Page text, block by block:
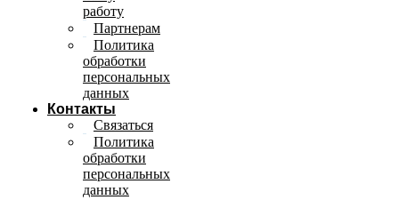
работу
Партнерам
Политика
обработки
персональных
данных
Контакты
Связаться
Политика
обработки
персональных
данных